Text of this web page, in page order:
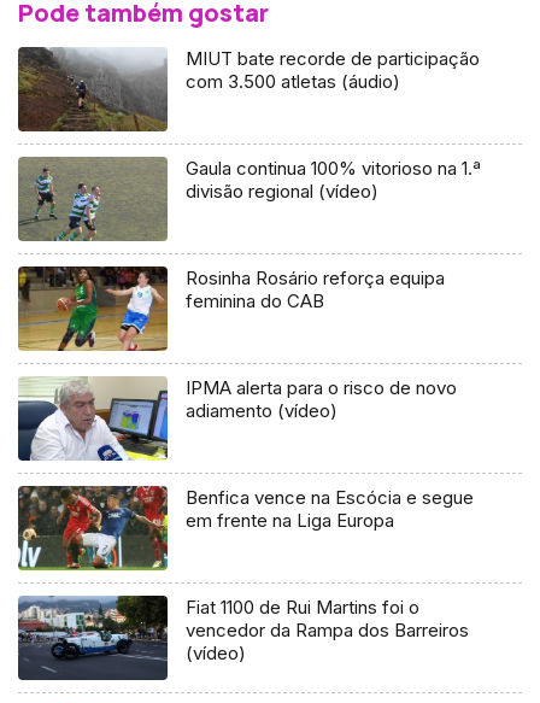
Pode também gostar
MIUT bate recorde de participação
com 3.500 atletas (áudio)
Gaula continua 100% vitorioso na 1.ª
divisão regional (vídeo)
Rosinha Rosário reforça equipa
feminina do CAB
IPMA alerta para o risco de novo
adiamento (vídeo)
Benfica vence na Escócia e segue
em frente na Liga Europa
Fiat 1100 de Rui Martins foi o
vencedor da Rampa dos Barreiros
(vídeo)